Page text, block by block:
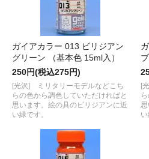
ガイアカラー 013 ビリジアン
グリーン （基本色 15ml入）
250円(税込275円)
[光沢] ミリタリーモデルなどこち
らの色から調色していただければと
思います。絵の具のビリジアンに近
い緑です。
[
い